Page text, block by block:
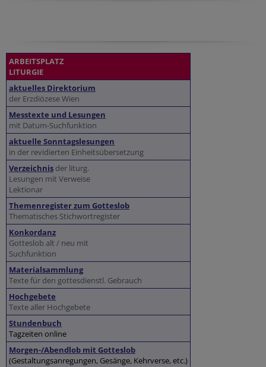
ARBEITSPLATZ
LITURGIE
aktuelles Direktorium
der Erzdiözese Wien
Messtexte und Lesungen
mit Datum-Suchfunktion
aktuelle Sonntagslesungen
in der revidierten Einheitsübersetzung
Verzeichnis der liturg.
Lesungen mit Verweise
Lektionar
Themenregister zum Gotteslob
Thematisches Stichwortregister
Konkordanz
Gotteslob alt / neu mit
Suchfunktion
Materialsammlung
Texte für den gottesdienstl. Gebrauch
Hochgebete
Texte aller Hochgebete
Stundenbuch
Tagzeiten online
Morgen-/Abendlob mit Gotteslob
(Gestaltungsanregungen, Gesänge, Kehrverse, etc.)